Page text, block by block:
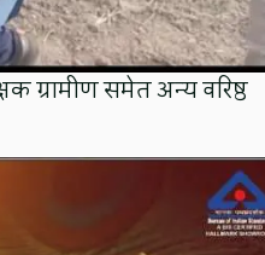
ग्रामीण समेत अन्य वरिष्ठ